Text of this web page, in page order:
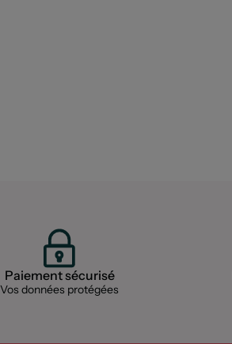
Paiement sécurisé
Vos données protégées